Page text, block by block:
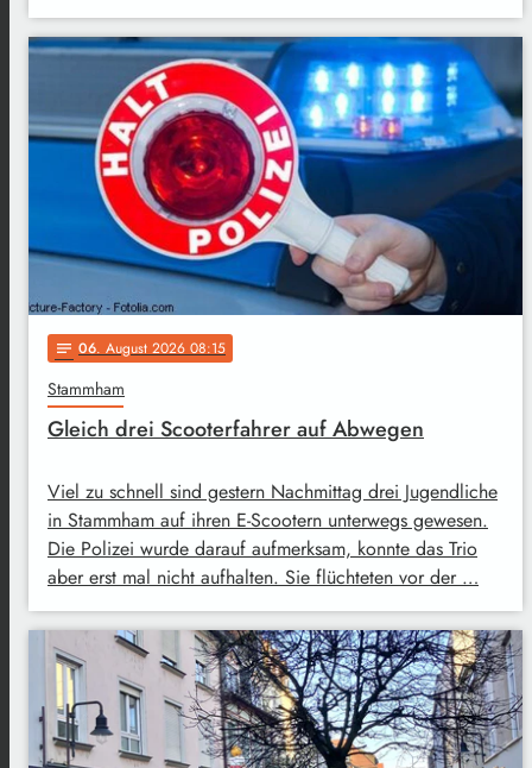
notes 06. August 2026 08:15
Stammham
Gleich drei Scooterfahrer auf Abwegen
Viel zu schnell sind gestern Nachmittag drei Jugendliche
in Stammham auf ihren E-Scootern unterwegs gewesen.
Die Polizei wurde darauf aufmerksam, konnte das Trio
aber erst mal nicht aufhalten. Sie flüchteten vor der …